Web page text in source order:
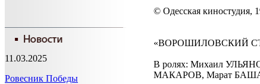
11.03.2025
Ровесник Победы
© Одесская киностудия,
«ВОРОШИЛОВСКИЙ
В ролях: Михаил
МАКАРОВ, Марат